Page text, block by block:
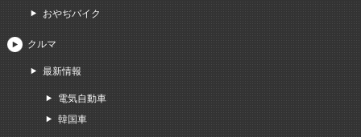
おやぢバイク
クルマ
最新情報
電気自動車
韓国車